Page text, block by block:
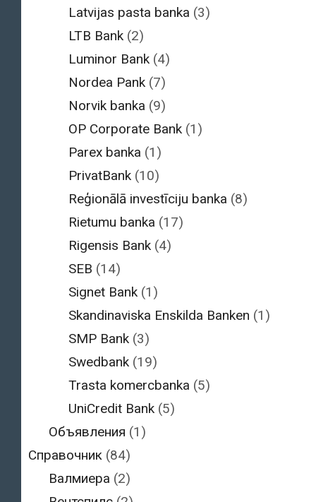
Latvijas pasta banka (3)
LTB Bank (2)
Luminor Bank (4)
Nordea Pank (7)
Norvik banka (9)
OP Corporate Bank (1)
Parex banka (1)
PrivatBank (10)
Reģionālā investīciju banka (8)
Rietumu banka (17)
Rigensis Bank (4)
SEB (14)
Signet Bank (1)
Skandinaviska Enskilda Banken (1)
SMP Bank (3)
Swedbank (19)
Trasta komercbanka (5)
UniCredit Bank (5)
Объявления (1)
Справочник (84)
Валмиера (2)